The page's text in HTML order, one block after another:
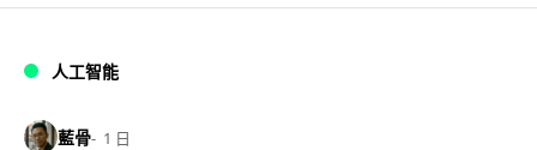
人工智能
藍骨 1 日